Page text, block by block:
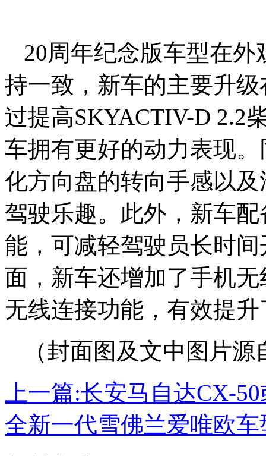
20周年纪念版车型在
持一致，新车的主要升
过提高SKYACTIV-D 2.2
车拥有更好的动力表现
化方向盘的转向手感以
驾驶乐趣。此外，新车
能，可减轻驾驶员长时
面，新车还增加了手机无
无线连接功能，有效提
（封面图及文中图片
上一篇:长安马自达CX-
全新一代雪佛兰爱唯欧